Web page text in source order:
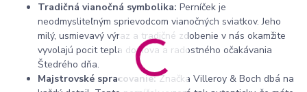
Tradičná vianočná symbolika: Perníček je
neodmysliteľným sprievodcom vianočných sviatkov. Jeho
milý, usmievavý výraz a tradičné zdobenie v nás okamžite
vyvolajú pocit tepla domova a radostného očakávania
Štedrého dňa.
Majstrovské spracovanie:Značka Villeroy & Boch dbá na